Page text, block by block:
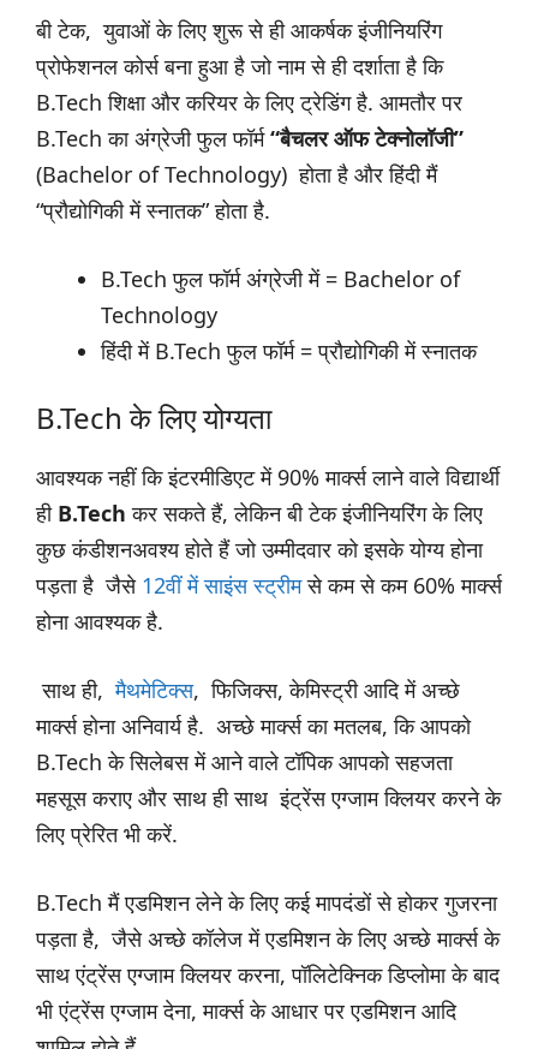
बी टेक, युवाओं के लिए शुरू से ही आकर्षक इंजीनियरिंग
प्रोफेशनल कोर्स बना हुआ है जो नाम से ही दर्शाता है कि
B.Tech शिक्षा और करियर के लिए ट्रेडिंग है. आमतौर पर
B.Tech का अंग्रेजी फुल फॉर्म“बैचलर ऑफ टेक्नोलॉजी”
(Bachelor of Technology) होता है और हिंदी मैं
“प्रौद्योगिकी में स्नातक” होता है.
B.Tech फुल फॉर्म अंग्रेजी में = Bachelor of
Technology
हिंदी में B.Tech फुल फॉर्म = प्रौद्योगिकी में स्नातक
B.Tech के लिए योग्यता
आवश्यक नहीं कि इंटरमीडिएट में 90% मार्क्स लाने वाले विद्यार्थी
ही B.Tech कर सकते हैं, लेकिन बी टेक इंजीनियरिंग के लिए
कुछ कंडीशनअवश्य होते हैं जो उम्मीदवार को इसके योग्य होना
पड़ता है जैसे 12वीं में साइंस स्ट्रीमसे कम से कम 60% मार्क्स
होना आवश्यक है.
साथ ही,मैथमेटिक्स, फिजिक्स, केमिस्ट्री आदि में अच्छे
मार्क्स होना अनिवार्य है. अच्छे मार्क्स का मतलब, कि आपको
B.Tech के सिलेबस में आने वाले टॉपिक आपको सहजता
महसूस कराए और साथ ही साथ इंट्रेंस एग्जाम क्लियर करने के
लिए प्रेरित भी करें.
B.Tech मैं एडमिशन लेने के लिए कई मापदंडों से होकर गुजरना
पड़ता है, जैसे अच्छे कॉलेज में एडमिशन के लिए अच्छे मार्क्स के
साथ एंट्रेंस एग्जाम क्लियर करना, पॉलिटेक्निक डिप्लोमा के बाद
भी एंट्रेंस एग्जाम देना, मार्क्स के आधार पर एडमिशन आदि